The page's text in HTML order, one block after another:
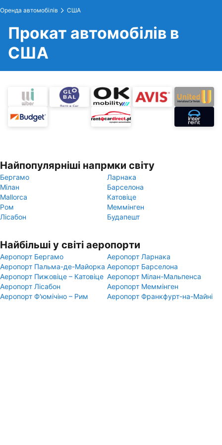
Оренда автомобілів США
Прокат автомобілів в
США
Найпопулярніші напрмки світу
Бергамо
Ларнака
Мілан
Барселона
Mallorca
Катовіце
Ром
Меммінген
Лісабон
Будапешт
Найбільші у світі аеропорти
Аеропорт Бергамо
Аеропорт Ларнака
Аеропорт Пальма-де-Майорка Аеропорт Барселона
Аеропорт Пижовіце – Катовіце Аеропорт Мілан-Мальпенса
Аеропорт Лісабон
Аеропорт Меммінген
Аеропорт Ф'юмічіно – Рим
Аеропорт Франкфурт-на-Майні